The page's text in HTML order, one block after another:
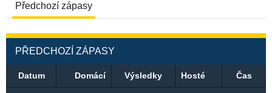
Předchozí zápasy
PŘEDCHOZÍ ZÁPASY
Datum Domácí Výsledky Hosté Čas